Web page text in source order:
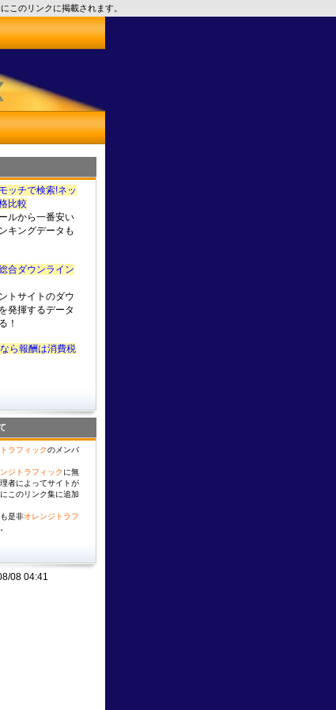
このリンクに掲載されます。
ッチで検索!ネッ
比較
ルから一番安い
キングデータも
合ダウンライン
トサイトのダウ
発揮するデータ
！
ら報酬は消費税
ラフィックのメンバ
ジトラフィックに無
者によってサイトが
このリンク集に追加
是非オレンジトラフ
08 04:41